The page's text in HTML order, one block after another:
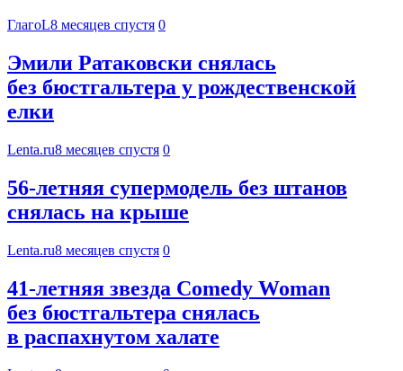
ГлагоL8 месяцев спустя 0
Эмили Ратаковски снялась
без бюстгальтера у рождественской
елки
Lenta.ru8 месяцев спустя 0
56-летняя супермодель без штанов
снялась на крыше
Lenta.ru8 месяцев спустя 0
41-летняя звезда Comedy Woman
без бюстгальтера снялась
в распахнутом халате